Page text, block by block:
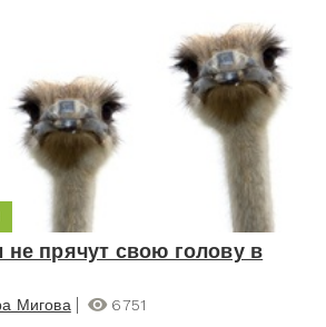
прячут свою голову в
Мигова
6751